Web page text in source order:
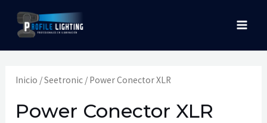
Inicio /Seetronic / Power Conector XLR
Power Conector XLR